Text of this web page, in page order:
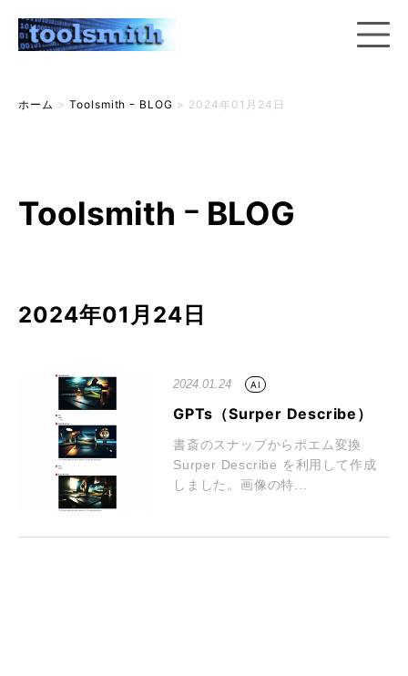
ホーム > Toolsmith ｰ BLOG > 2024年01月24日
Toolsmith ｰ BLOG
2024年01月24日
2024.01.24 AI
GPTs（Surper Describe）
書斎のスナップからポエム変換
Surper Describe を利用して作成
しました。画像の特...